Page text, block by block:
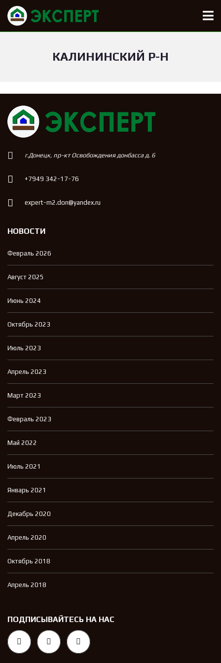
КАЛИНИНСКИЙ Р-Н
г.Донецк, пр-кт Освобождения донбасса д. 6
+7949 342-17-76
expert-m2.don@yandex.ru
НОВОСТИ
Февраль 2026
Август 2025
Июнь 2024
Октябрь 2023
Июль 2023
Апрель 2023
Март 2023
Февраль 2023
Май 2022
Июль 2021
Январь 2021
Декабрь 2020
Апрель 2020
Октябрь 2018
Апрель 2018
ПОДПИСЫВАЙТЕСЬ НА НАС